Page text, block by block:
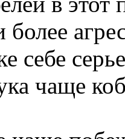
более
себе
чаще